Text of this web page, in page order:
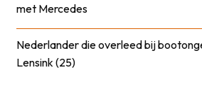
met Mercedes
Nederlander die overleed bij
Lensink (25)